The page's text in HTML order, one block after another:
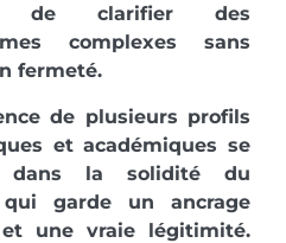
de clarifier des
complexes sans
fermeté.
de plusieurs profils
et académiques se
dans la solidité du
qui garde un ancrage
une vraie légitimité.